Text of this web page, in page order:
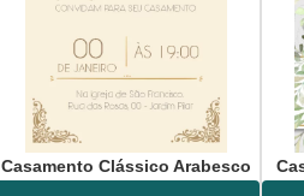
Casamento Clássico Arabesco